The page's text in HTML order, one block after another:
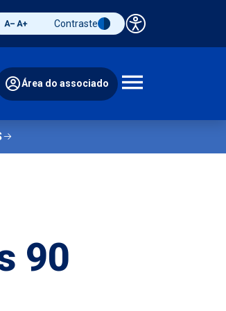
Diminuir fonte
Aumentar fonteAlternar contraste
Contraste Painel de
Área do associado
Abrir
90